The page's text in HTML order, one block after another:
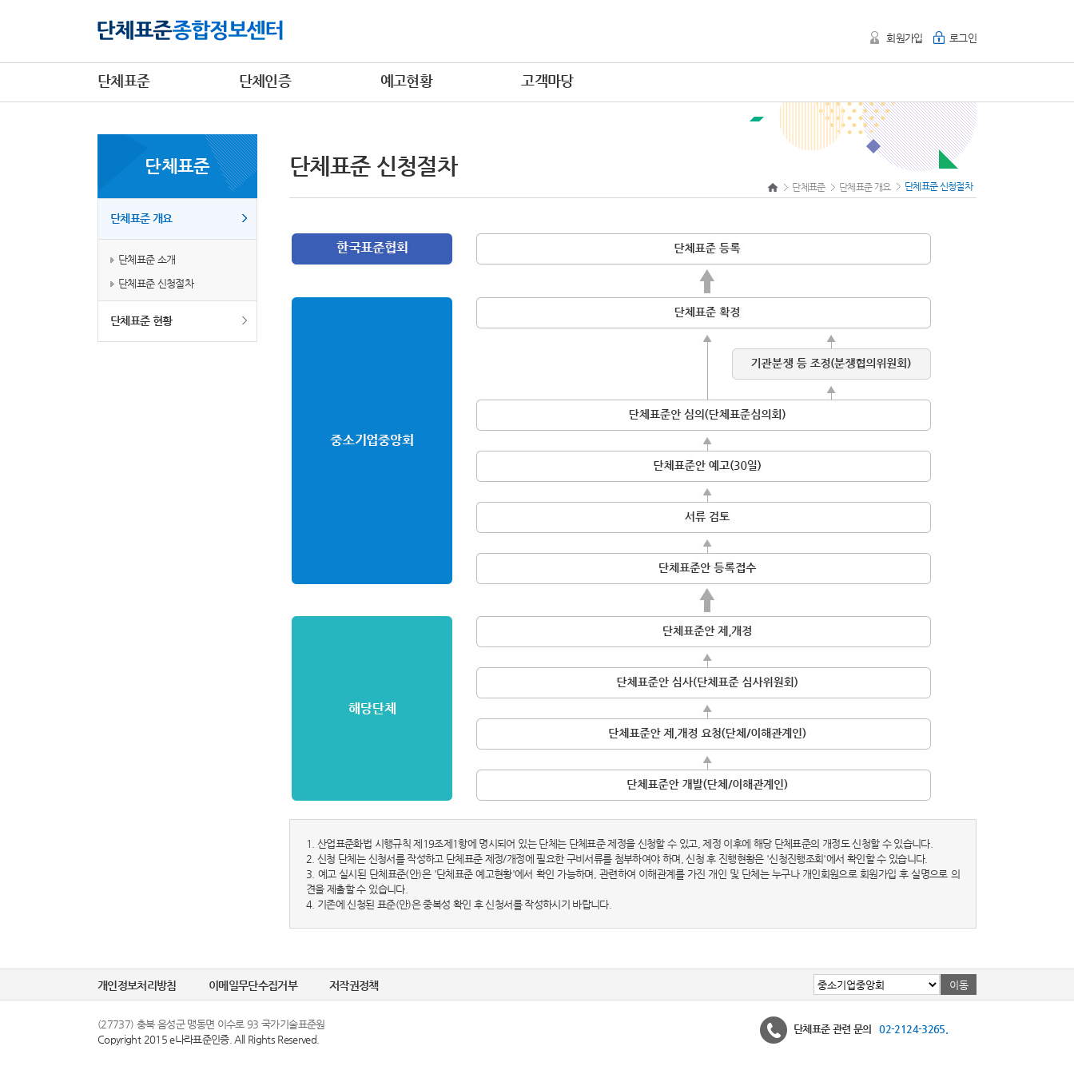
회원가입 로그인
단체표준 단체인증 예고현황 고객마당
단체표준
단체표준 개요
단체표준 소개
단체표준 신청절차
단체표준 현황
단체표준 신청절차
단체표준 단체표준 개요 단체표준 신청절차
1. 산업표준화법 시행규칙 제19조제1항에 명시되어 있는 단체는 단체표준 제정을 신청할 수 있고, 제정 이후에 해당 단체표준의 개정도 신청할 수 있습니다.
2. 신청 단체는 신청서를 작성하고 단체표준 제정/개정에 필요한 구비서류를 첨부하여야 하며, 신청 후 진행현황은 '신청진행조회'에서 확인할 수 있습니다.
3. 예고 실시된 단체표준(안)은 '단체표준 예고현황'에서 확인 가능하며, 관련하여 이해관계를 가진 개인 및 단체는 누구나 개인회원으로 회원가입 후 실명으로 의
견을 제출할 수 있습니다.
4. 기존에 신청된 표준(안)은 중복성 확인 후 신청서를 작성하시기 바랍니다.
개인정보처리방침 이메일무단수집거부 저작권정책
(27737) 충북 음성군 맹동면 이수로 93 국가기술표준원
Copyright 2015 e나라표준인증. All Rights Reserved.
단체표준 관련 문의 02-2124-3265.